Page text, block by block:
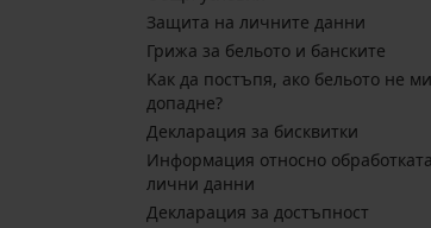
Защита на личните данни
Грижа за бельото и банските
Kак да постъпя, ако бельото не ми
допадне?
Декларация за бисквитки
Информация относно
лични данни
Декларация за достъпност